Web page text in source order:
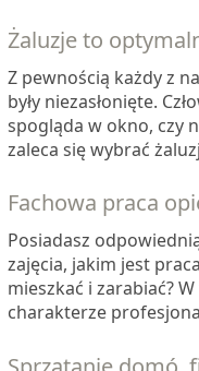
Żaluzje to
Z pewnością każdy z
były niezasłonięte.
spogląda w okno, czy
zaleca się wybrać
Fachowa praca
Posiadasz
zajęcia, jakim jest
mieszkać i zarabiać?
charakterze